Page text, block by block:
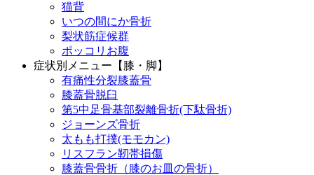
猫背
いつの間にか骨折
梨状筋症候群
ポッコリお腹
症状別メニュー【膝・脚】
有痛性分裂膝蓋骨
膝蓋骨脱臼
第5中足骨基部裂離骨折(下駄骨折)
ジョーンズ骨折
太もも打撲(モモカン)
リスフラン靭帯損傷
膝蓋骨骨折（膝のお皿の骨折）